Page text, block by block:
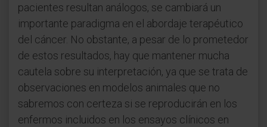
pacientes resultan análogos, se cambiará un
importante paradigma en el abordaje terapéutico
del cáncer. No obstante, a pesar de lo prometedor
de estos resultados, hay que mantener mucha
cautela sobre su interpretación, ya que se trata de
observaciones en modelos animales que no
sabremos con certeza si se reproducirán en los
enfermos incluidos en los ensayos clínicos en